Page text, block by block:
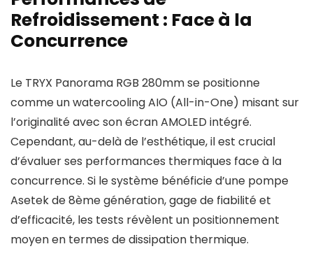
Refroidissement : Face à la
Concurrence
Le TRYX Panorama RGB 280mm se positionne
comme un watercooling AIO (All-in-One) misant sur
l’originalité avec son écran AMOLED intégré.
Cependant, au-delà de l’esthétique, il est crucial
d’évaluer ses performances thermiques face à la
concurrence. Si le système bénéficie d’une pompe
Asetek de 8ème génération, gage de fiabilité et
d’efficacité, les tests révèlent un positionnement
moyen en termes de dissipation thermique.